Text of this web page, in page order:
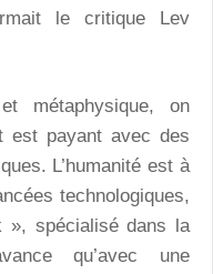
le critique Lev
métaphysique, on
est payant avec des
L’humanité est à
technologiques,
», spécialisé dans la
qu’avec une